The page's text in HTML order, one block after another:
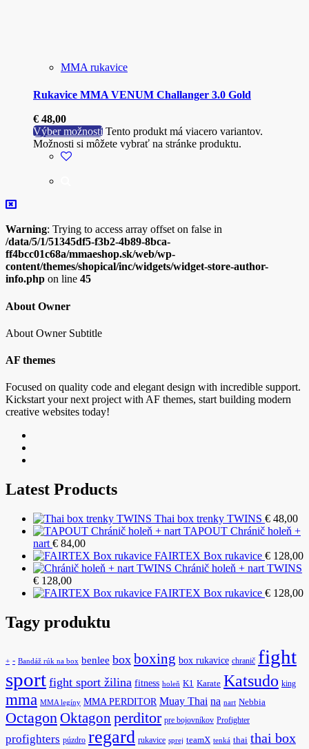
MMA rukavice
Rukavice MMA VENUM Challanger 3.0 Gold
€ 48,00
Výber možností Tento produkt má viacero variantov.
Možnosti si môžete vybrať na stránke produktu.
Warning: Trying to access array offset on false in
/data/5/1/51345df5-f3b2-4b89-8bca-
ff4bcc01c68a/mmaeshop.sk/web/wp-
content/themes/shopical/inc/widgets/widget-store-author-
info.php on line 45
About Owner
About Owner Subtitle
AF themes
Focused on quality code and elegant design with incredible support.
Kickstart your next project with AF themes, start building modern
creative websites today!
Latest Products
Thai box trenky TWINS € 48,00
TAPOUT Chránič holeň +
nart € 84,00
FAIRTEX Box rukavice € 128,00
Chránič holeň + nart TWINS
€ 128,00
FAIRTEX Box rukavice € 128,00
Tagy produktu
+ - Bandáž rúk na box benlee box boxing box rukavice chranič fight
sport fight sport žilina fitness holeň K1 Karate Katsudo king
mma MMA legíny MMA PERDITOR Muay Thai na nart Nebbia
OctagonOktagon perditor pre bojovníkov Profighter
profighters púzdro regard rukavice sprej teamX tenká thai thai box